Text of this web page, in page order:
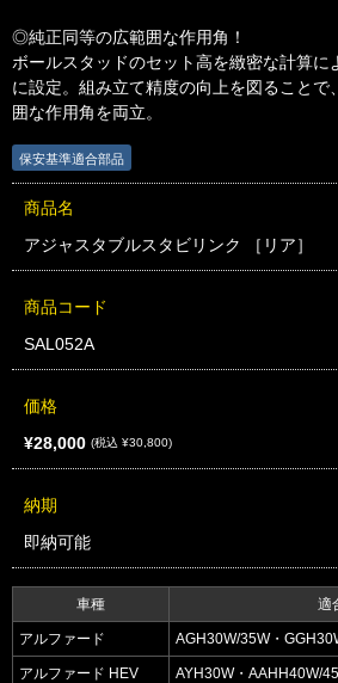
◎純正同等の広範囲な作用角！
ボールスタッドのセット高を緻密な計算に
に設定。組み立て精度の向上を図ることで
囲な作用角を両立。
保安基準適合部品
商品名
アジャスタブルスタビリンク ［リア］
商品コード
SAL052A
価格
¥28,000 (税込 ¥30,800)
納期
即納可能
車種 適
アルファード AGH30W/35W・
アルファード HEV AYH30W・AAHH40W/